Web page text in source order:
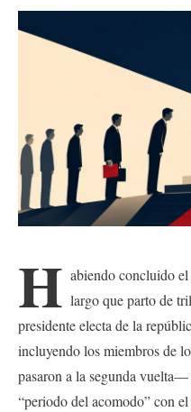
H abiendo concluido
largo que parto de
presidente electa de la
incluyendo los miembros de
pasaron a la segunda
“periodo del acomodo” con el